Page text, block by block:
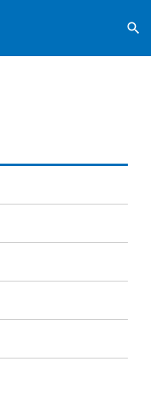
search